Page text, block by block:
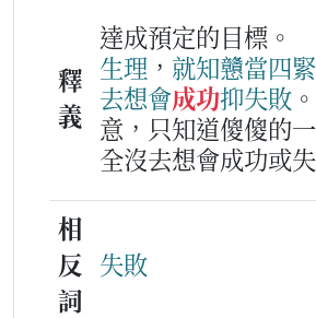
釋
義
達成預定的目標。
生理 ， 就知戇當四緊
去想會成功抑失敗 。
意，只知道傻傻的
全沒去想會成功或失
相
反
詞
失敗